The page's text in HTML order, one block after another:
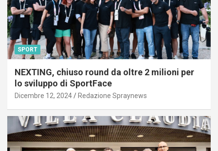
SPORT
NEXTING, chiuso round da oltre 2 milioni per
lo sviluppo di SportFace
Dicembre 12, 2024 Redazione Spraynews